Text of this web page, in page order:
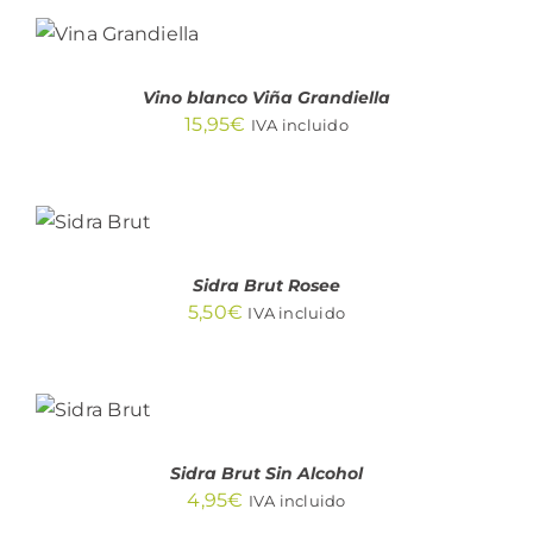
CARRITO
Vino blanco Viña Grandiella
15,95€ IVA incluido
CARRITO
Sidra Brut Rosee
5,50€ IVA incluido
CARRITO
Sidra Brut Sin Alcohol
4,95€ IVA incluido